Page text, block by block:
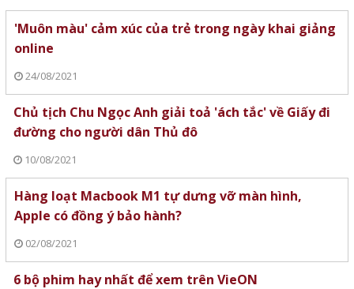
'Muôn màu' cảm xúc của trẻ trong ngày khai giảng
online
24/08/2021
Chủ tịch Chu Ngọc Anh giải toả 'ách tắc' về Giấy đi
đường cho người dân Thủ đô
10/08/2021
Hàng loạt Macbook M1 tự dưng vỡ màn hình,
Apple có đồng ý bảo hành?
02/08/2021
6 bộ phim hay nhất để xem trên VieON